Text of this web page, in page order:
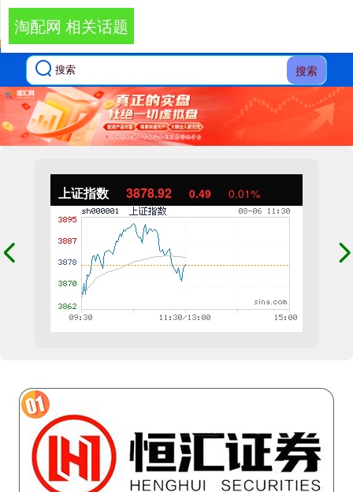
搜索
上证指数 3878.92 0.49 0.01%
淘配网 相关话题